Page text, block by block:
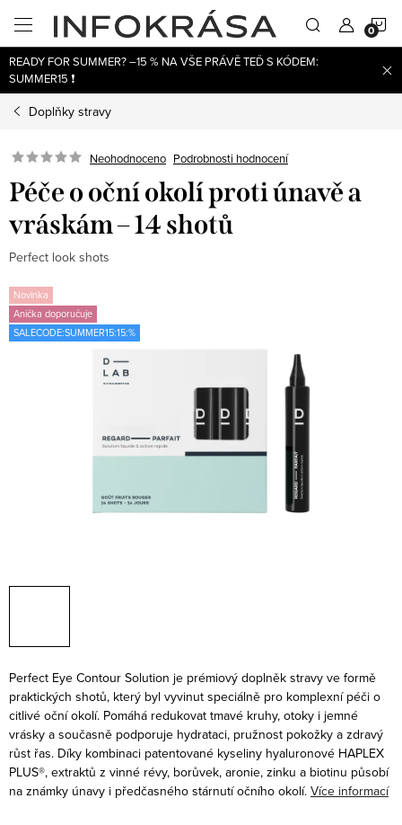
obsah
READY FOR SUMMER? –15 % NA VŠE PRÁVĚ TEĎ S KÓDEM:
SUMMER15 ❗
Doplňky stravy
Neohodnoceno Podrobnosti hodnocení
Péče o oční okolí proti únavě a
vráskám – 14 shotů
Perfect look shots
Novinka
Anička doporučuje
SALECODE:SUMMER15:15:%
Perfect Eye Contour Solution je prémiový doplněk stravy ve formě
praktických shotů, který byl vyvinut speciálně pro komplexní péči o
citlivé oční okolí. Pomáhá redukovat tmavé kruhy, otoky i jemné
vrásky a současně podporuje hydrataci, pružnost pokožky a zdravý
růst řas. Díky kombinaci patentované kyseliny hyaluronové HAPLEX
PLUS®, extraktů z vinné révy, borůvek, aronie, zinku a biotinu působí
na známky únavy i předčasného stárnutí očního okolí. Více informací